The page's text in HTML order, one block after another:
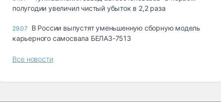
полугодии увеличил чистый убыток в 2,2 раза
29.07
В России выпустят уменьшенную сборную модель
карьерного самосвала БЕЛАЗ-7513
Все новости